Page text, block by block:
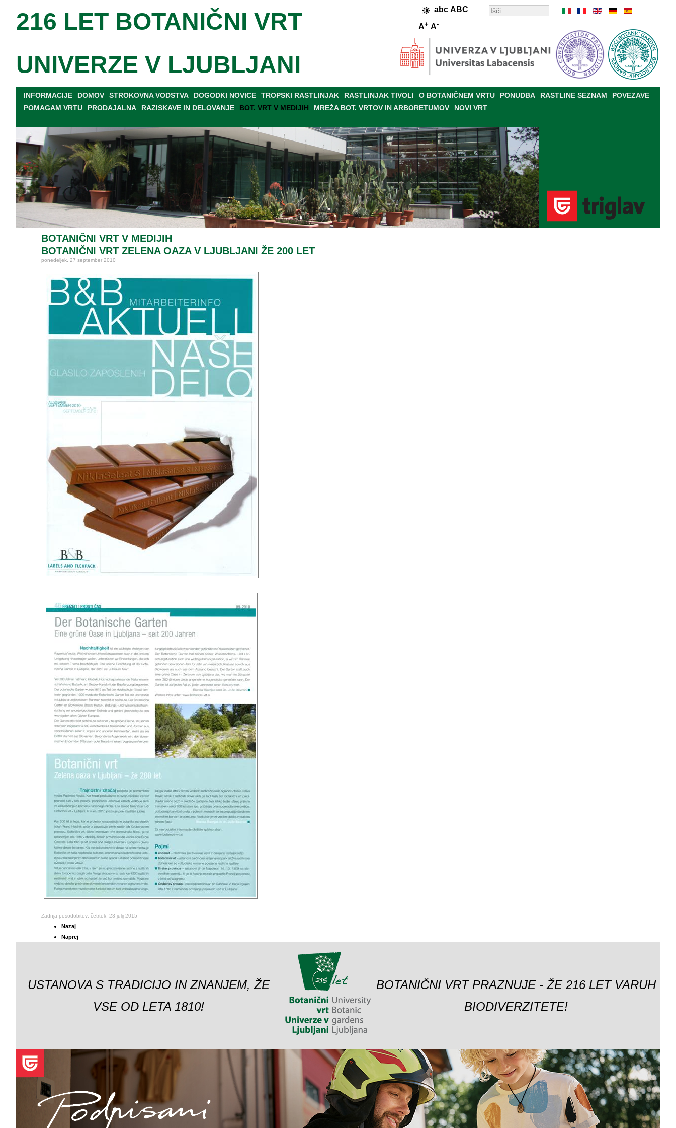
abc ABC
A+ A-
216 LET BOTANIČNI VRT
UNIVERZE V LJUBLJANI
INFORMACIJE DOMOV STROKOVNA VODSTVA DOGODKI NOVICE TROPSKI RASTLINJAK RASTLINJAK TIVOLI O BOTANIČNEM VRTU PONUDBA RASTLINE SEZNAM
POVEZAVE
POMAGAM VRTU
PRODAJALNA RAZISKAVE IN DELOVANJE BOT. VRT V MEDIJIH MREŽA BOT. VRTOV IN ARBORETUMOV NOVI VRT
BOTANIČNI VRT V MEDIJIH
BOTANIČNI VRT ZELENA OAZA V LJUBLJANI ŽE 200 LET
ponedeljek, 27 september 2010
Zadnja posodobitev: četrtek, 23 julij 2015
Nazaj
Naprej
USTANOVA S TRADICIJO IN ZNANJEM, ŽE
VSE OD LETA 1810!
BOTANIČNI VRT PRAZNUJE - ŽE 216 LET VARUH
BIODIVERZITETE!